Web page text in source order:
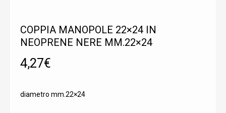
COPPIA MANOPOLE 22×24 IN
NEOPRENE NERE MM.22×24
4,27€
diametro mm.22×24